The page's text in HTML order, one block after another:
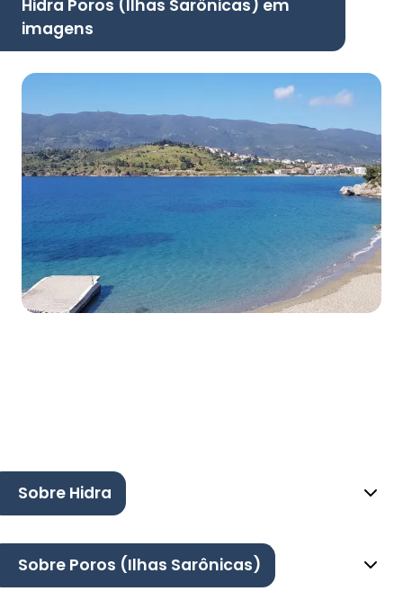
Hidra Poros (Ilhas Sarônicas) em
imagens
Sobre Hidra
Sobre Poros (Ilhas Sarônicas)